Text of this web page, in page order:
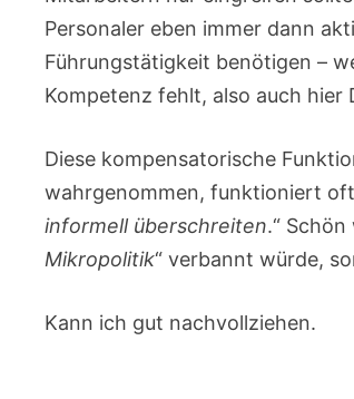
Personaler eben immer dann
Führungstätigkeit benötigen –
Kompetenz fehlt, also auch hier
Diese kompensatorische
wahrgenommen, funktioniert
informell überschreiten.“ Schön
Mikropolitik“ verbannt würde,
Kann ich gut nachvollziehen.